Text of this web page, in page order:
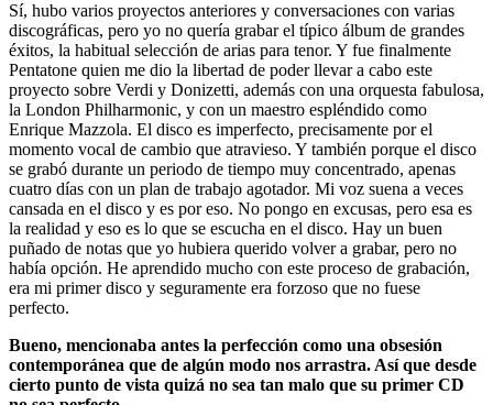
Sí, hubo varios proyectos anteriores y conversaciones con varias
discográficas, pero yo no quería grabar el típico álbum de grandes
éxitos, la habitual selección de arias para tenor. Y fue finalmente
Pentatone quien me dio la libertad de poder llevar a cabo este
proyecto sobre Verdi y Donizetti, además con una orquesta fabulosa,
la London Philharmonic, y con un maestro espléndido como
Enrique Mazzola. El disco es imperfecto, precisamente por el
momento vocal de cambio que atravieso. Y también porque el disco
se grabó durante un periodo de tiempo muy concentrado, apenas
cuatro días con un plan de trabajo agotador. Mi voz suena a veces
cansada en el disco y es por eso. No pongo en excusas, pero esa es
la realidad y eso es lo que se escucha en el disco. Hay un buen
puñado de notas que yo hubiera querido volver a grabar, pero no
había opción. He aprendido mucho con este proceso de grabación,
era mi primer disco y seguramente era forzoso que no fuese
perfecto.
Bueno, mencionaba antes la perfección como una obsesión
contemporánea que de algún modo nos arrastra. Así que desde
cierto punto de vista quizá no sea tan malo que su primer CD